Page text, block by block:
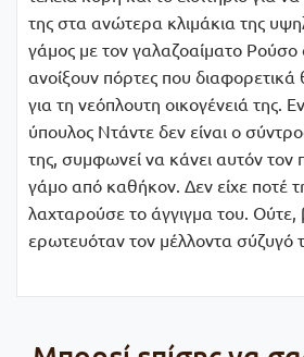
της στα ανώτερα κλιµάκια της
γάμος µε τον γαλαζοαίματο Ρούσο
ανοίξουν πόρτες που διαφορετικά
για τη νεόπλουτη οικογένειά της.
ύπουλος Ντάντε δεν είναι ο
της, συμφωνεί να κάνει αυτόν
γάμο από καθήκον. Δεν είχε ποτέ
λαχταρούσε το άγγιγμα του. Ούτε,
ερωτευόταν τον µέλλοντα σύζυγό